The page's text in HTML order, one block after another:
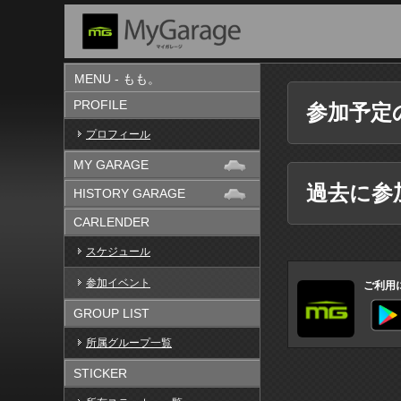
MENU - もも。
PROFILE
プロフィール
MY GARAGE
HISTORY GARAGE
CARLENDER
スケジュール
参加イベント
GROUP LIST
所属グループ一覧
STICKER
参加予定
過去に参
ご利用